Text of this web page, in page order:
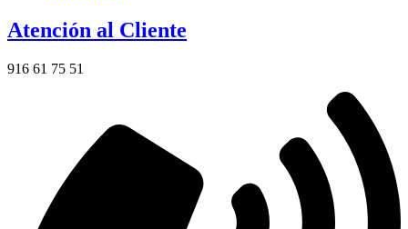
Atención al Cliente
916 61 75 51